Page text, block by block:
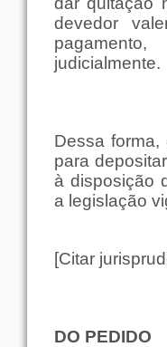
devedor
judicialmente.
Dessa forma,
para
à disposição
a legislação
[Citar
DO PEDIDO